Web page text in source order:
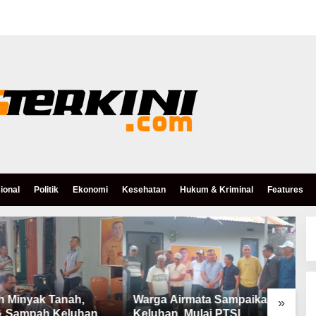
Politik Ekonomi Kesehatan Hukum & Kriminal Features
»
Minyak Tanah,
Warga Airmata Sampaikan